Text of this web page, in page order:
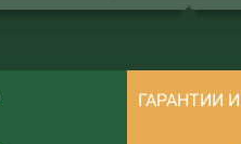
ГАРАНТИИ